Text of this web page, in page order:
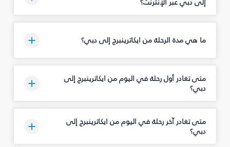
ما هي مدة الرحلة من ايكاترينبرج إلى دبي؟
متى تغادر أول رحلة في اليوم من ايكاترينبرج إلى
دبي؟
متى تغادر آخر رحلة في اليوم من ايكاترينبرج إلى
دبي؟